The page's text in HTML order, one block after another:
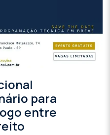
para
entre